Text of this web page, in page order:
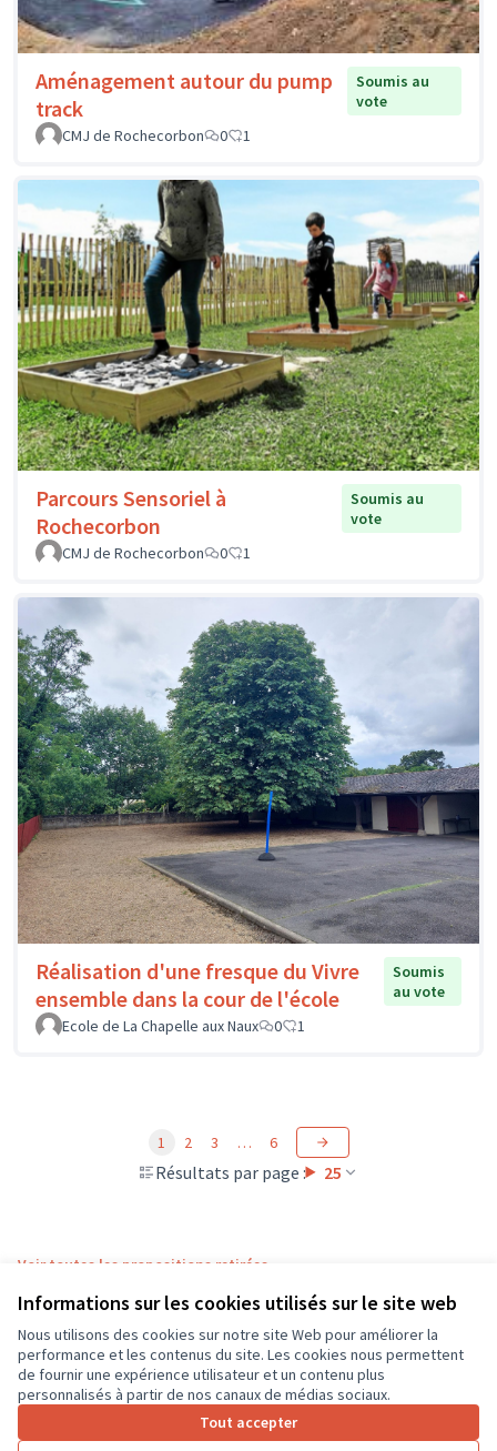
Informations sur les cookies utilisés sur le site web
Nous utilisons des cookies sur notre site Web pour améliorer la
performance et les contenus du site. Les cookies nous permettent
de fournir une expérience utilisateur et un contenu plus
personnalisés à partir de nos canaux de médias sociaux.
Tout accepter
Aménagement autour du pump
track
Soumis au
vote
CMJ de Rochecorbon
0 1
Parcours Sensoriel à
Rochecorbon
Soumis au
vote
CMJ de Rochecorbon
0 1
Réalisation d'une fresque du Vivre
ensemble dans la cour de l'école
Soumis
au vote
Ecole de La Chapelle aux Naux
0 1
Résultats par page : 25
1 2 3 … 6
Voir toutes les propositions retirées
Conditions d'utilisation
Paramètres des cookies
CD37 sur X
(Lien externe)
CD37 sur Facebook
CD37 sur Instagram
CD37 sur YouTube
(Lien externe)